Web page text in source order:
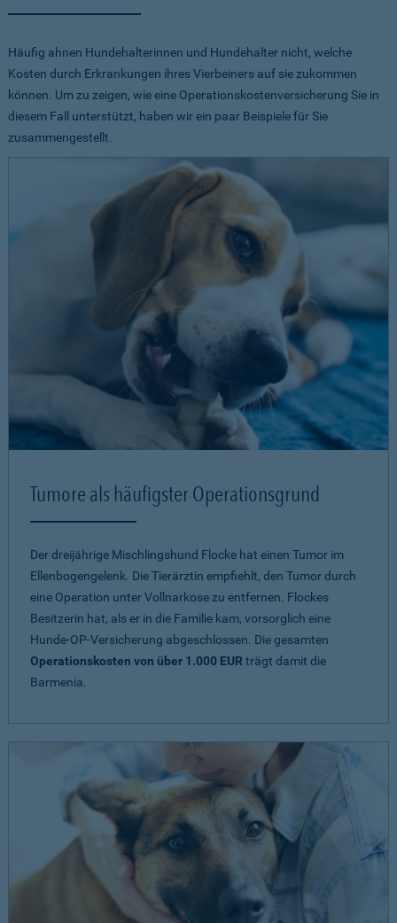
Häufig ahnen Hundehalterinnen und Hundehalter nicht, welche
Kosten durch Erkrankungen ihres Vierbeiners auf sie zukommen
können. Um zu zeigen, wie eine Operationskostenversicherung Sie in
diesem Fall unterstützt, haben wir ein paar Beispiele für Sie
zusammengestellt.
Tumore als häufigster Operationsgrund
Der dreijährige Mischlingshund Flocke hat einen Tumor im
Ellenbogengelenk. Die Tierärztin empfiehlt, den Tumor durch
eine Operation unter Vollnarkose zu entfernen. Flockes
Besitzerin hat, als er in die Familie kam, vorsorglich eine
Hunde-OP-Versicherung abgeschlossen. Die gesamten
Operationskosten von über 1.000 EUR trägt damit die
Barmenia.